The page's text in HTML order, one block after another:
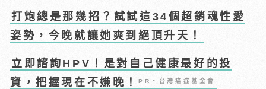
打炮總是那幾招？試試這34個超銷魂性愛
姿勢，今晚就讓她爽到絕頂升天！
立即諮詢HPV！是對自己健康最好的投
資，把握現在不嫌晚！PR・台灣癌症基金會